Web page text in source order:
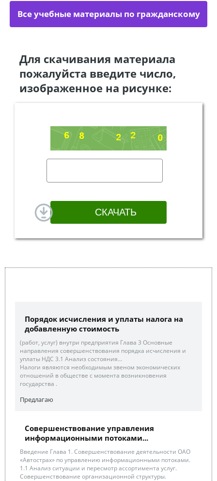
Все учебные материалы по гражданскому
Для скачивания материала
пожалуйста введите число,
изображенное на рисунке:
Порядок исчисления и уплаты налога на
добавленную стоимость
(работ, услуг) внутри предприятия Глава 3 Основные
направления совершенствования порядка исчисления и
уплаты НДС 3.1 Анализ состояния...
Налоги являются необходимым звеном экономических
отношений в обществе с момента возникновения
государства .
Предлагаю
Совершенствование управления
информационными потоками...
Введение Глава 1. Совершенствование деятельности ОАО
«Автострах» по управлению информационными потоками.
1.1 Анализ ситуации и пересмотр ассортимента услуг.
Совершенствование организационной структуры.